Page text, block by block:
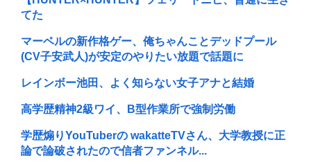
てた
マーベルの新作格ゲー、俺ちゃんことデッドプール
(CV子安武人)が安定のやりたい放題で話題に
レインボー池田、よく知らない女子アナと結婚
高学歴精神2級ワイ、B型作業所で強制労働
学歴煽りYouTuberの wakatteTVさん、大学教授に正
論で論破されたので信者ファンネル...